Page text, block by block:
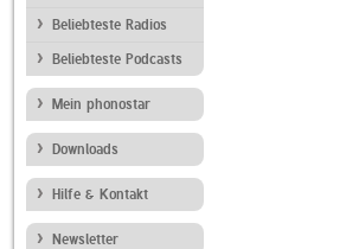
Beliebteste Radios
Beliebteste Podcasts
Mein phonostar
Downloads
Hilfe & Kontakt
Newsletter